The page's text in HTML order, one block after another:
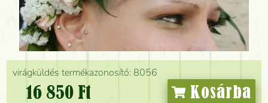
virágküldés termékazonosító: 8056
16 850 Ft Kosárba